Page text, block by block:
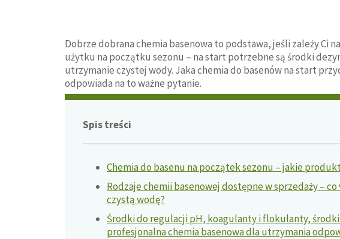
Dobrze dobrana chemia basenowa to podstawa, jeśli zależy Ci
użytku na początku sezonu – na start potrzebne są środki
utrzymanie czystej wody. Jaka chemia do basenów na start
odpowiada na to ważne pytanie.
Spis treści
Chemia do basenu na początek sezonu – jakie
Rodzaje chemii basenowej dostępne w sprzedaży –
czystą wodę?
Środki do regulacji pH, koagulanty i flokulanty, środki
profesjonalna chemia basenowa dla utrzymania